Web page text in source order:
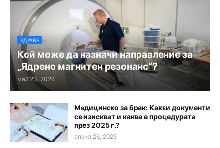
ЗДРАВЕ
Кой може да назначи направление за
„Ядрено магнитен резонанс“?
май 23, 2024
Медицинско за брак: Какви документи
се изискват и каква е процедурата
през 2025 г.?
април 26, 2025